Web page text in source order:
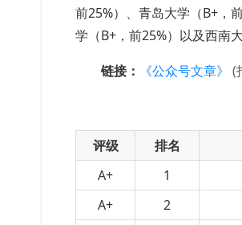
前25%）、青岛大学（B+，
学（B+，前25%）以及西南
链接：
《公众号文章》 (
评级 排名
A+
1
A+
2